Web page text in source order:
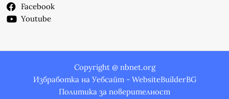
Facebook
Youtube
Copyright @ nbnet.org
Избработка на Уебсайт - WebsiteBuilderBG
Политика за поверителност